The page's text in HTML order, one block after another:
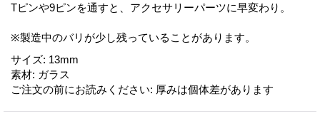
Tピンや9ピンを通すと、アクセサリーパーツに早変わり。
※製造中のバリが少し残っていることがあります。
サイズ: 13mm
素材: ガラス
ご注文の前にお読みください: 厚みは個体差があります